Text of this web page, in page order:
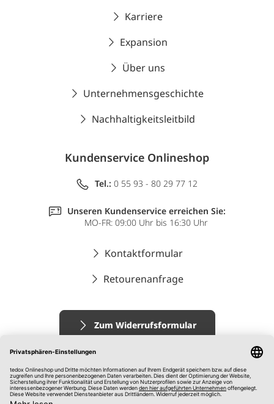
Karriere
Expansion
Über uns
Unternehmensgeschichte
Nachhaltigkeitsleitbild
Kundenservice Onlineshop
Tel.: 0 55 93 - 80 29 77 12
Unseren Kundenservice erreichen Sie:
MO-FR: 09:00 Uhr bis 16:30 Uhr
Kontaktformular
Retourenanfrage
Zum Widerrufsformular
Impressum
AGB